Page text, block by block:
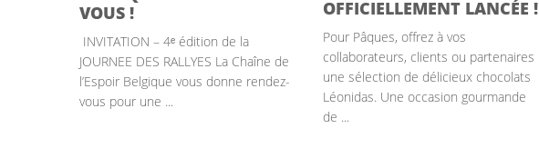
VOUS !
INVITATION – 4ᵉ édition de la
JOURNEE DES RALLYES La Chaîne de
l’Espoir Belgique vous donne rendez-
vous pour une ...
OFFICIELLEMENT LANCÉE !
Pour Pâques, offrez à vos
collaborateurs, clients ou partenaires
une sélection de délicieux chocolats
Léonidas. Une occasion gourmande
de ...